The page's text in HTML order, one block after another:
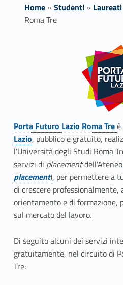
Home» Studenti» Laureati
Roma Tre
a
F
u
t
u
r
o
Porta Futuro Lazio Roma Tre
Lazio, pubblico e gratuito,
l’Università degli Studi Roma
servizi di placement
placement), per permettere a
di crescere
orientamento e di formazione,
sul mercato del lavoro.
Di seguito alcuni dei servizi
gratuitamente, nel circuito di
Tre: